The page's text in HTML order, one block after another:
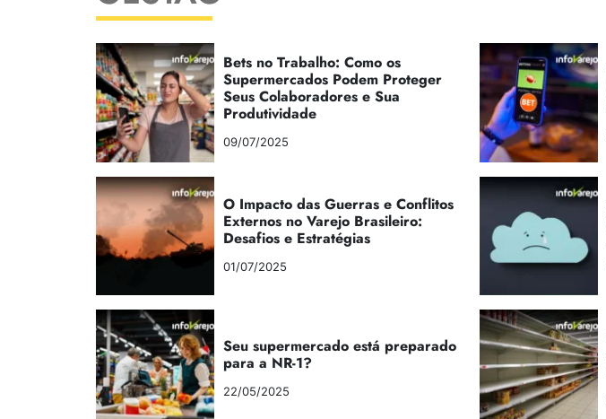
Bets no Trabalho: Como os
Supermercados Podem Proteger
Seus Colaboradores e Sua
Produtividade
09/07/2025
O Impacto das Guerras e Conflitos
Externos no Varejo Brasileiro:
Desafios e Estratégias
01/07/2025
Seu supermercado está preparado
para a NR-1?
22/05/2025